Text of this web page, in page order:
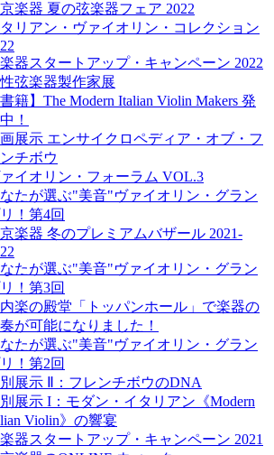
楽器 夏の弦楽器フェア 2022
リアン・ヴァイオリン・コレクション
器スタートアップ・キャンペーン 2022
弦楽器製作家展
書籍】The Modern Italian Violin Makers 発
！
展示 エンサイクロペディア・オブ・フ
チボウ
イオリン・フォーラム VOL.3
たが選ぶ"美音"ヴァイオリン・グラン
！第4回
楽器 冬のプレミアムバザール 2021-
たが選ぶ"美音"ヴァイオリン・グラン
！第3回
楽の殿堂「トッパンホール」で楽器の
が可能になりました！
たが選ぶ"美音"ヴァイオリン・グラン
！第2回
展示 Ⅱ：フレンチボウのDNA
展示 I：モダン・イタリアン《Modern
Violin》の響宴
器スタートアップ・キャンペーン 2021